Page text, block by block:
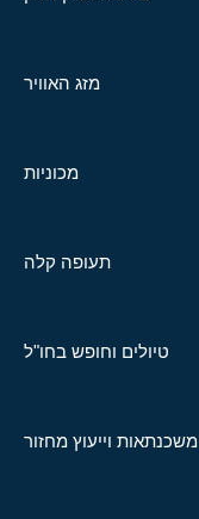
מזג האוויר
מכוניות
תעופה קלה
טיולים וחופש בחו"ל
משכנתאות וייעוץ מחזור